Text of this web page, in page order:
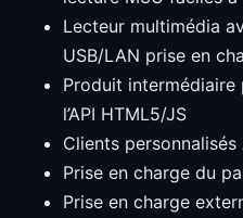
Lecteur multimédia
USB/LAN prise en
Produit intermédiaire
l’API HTML5/JS
Clients personnalisés
Prise en charge du
Prise en charge